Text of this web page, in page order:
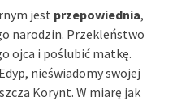
jest przepowiednia,
narodzin. Przekleństwo
ojca i poślubić matkę.
nieświadomy swojej
Korynt. W miarę jak